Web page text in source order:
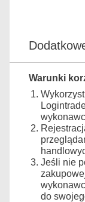
Warunki
Jeśli nie
do